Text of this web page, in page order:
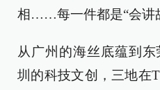
相……每一件都是“会讲
从广州的海丝底蕴到
圳的科技文创，三地在